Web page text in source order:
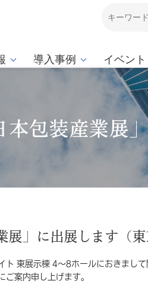
導入事例 イベント
包装産業展」
」に出展します（東
東展示棟 4～8ホールにおきまし
案内申し上げます。